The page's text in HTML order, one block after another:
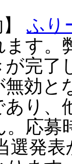
ふり
ます。
が完了
無効と
り、
。応募
選発